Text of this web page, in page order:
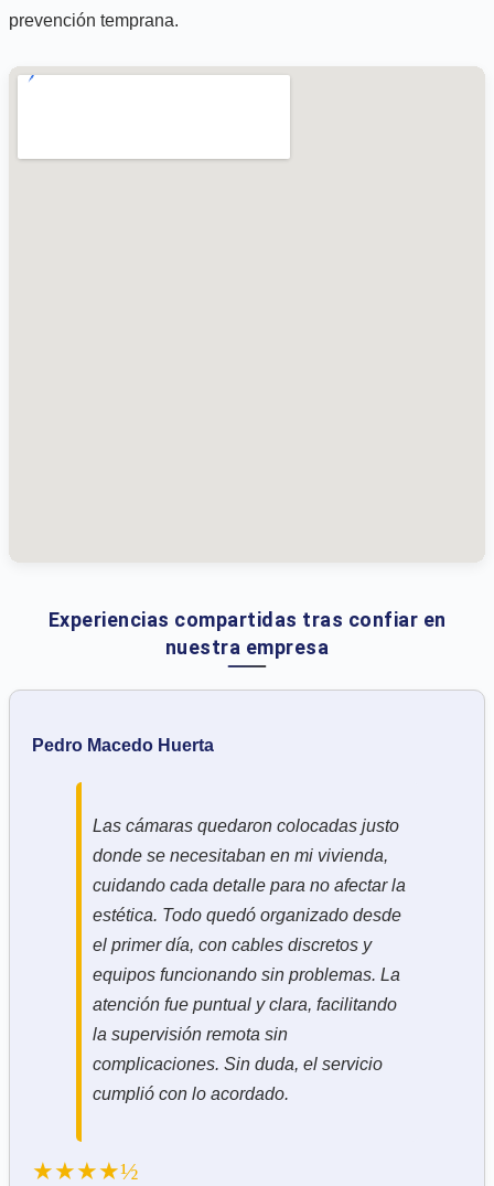
prevención temprana.
Experiencias compartidas tras confiar en
nuestra empresa
Pedro Macedo Huerta
Las cámaras quedaron colocadas justo
donde se necesitaban en mi vivienda,
cuidando cada detalle para no afectar la
estética. Todo quedó organizado desde
el primer día, con cables discretos y
equipos funcionando sin problemas. La
atención fue puntual y clara, facilitando
la supervisión remota sin
complicaciones. Sin duda, el servicio
cumplió con lo acordado.
★★★★½